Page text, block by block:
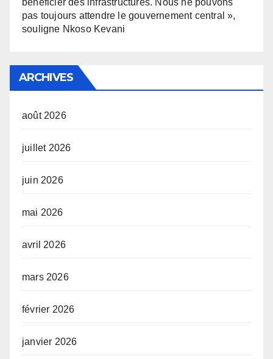
bénéficier des infrastructures. Nous ne pouvons
pas toujours attendre le gouvernement central »,
souligne Nkoso Kevani
ARCHIVES
août 2026
juillet 2026
juin 2026
mai 2026
avril 2026
mars 2026
février 2026
janvier 2026